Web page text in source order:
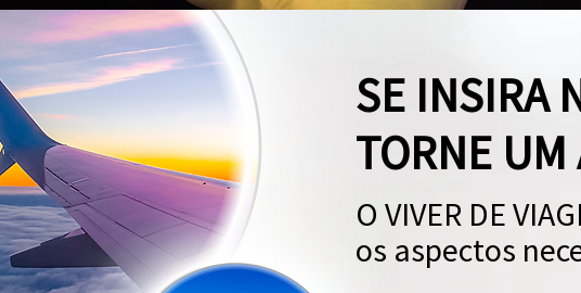
O VIVER DE
os aspectos
SE INSIRA
TORNE UM